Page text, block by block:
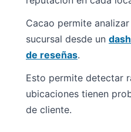
Cacao permite
sucursal desde un
de reseñas.
Esto permite detectar
ubicaciones tienen
de cliente.